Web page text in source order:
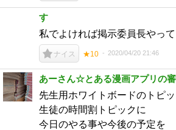
す
私でよければ掲示委員長やっ
ナイス ★10 2020/04/20 21:46
あーさん☆とある漫画アプリの
先生用ホワイトボードのトピッ
生徒の時間割トピックに
今日のやる事や今後の予定を